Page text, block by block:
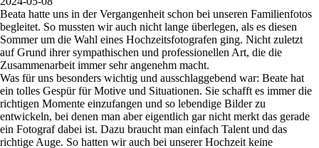
Beata hatte uns in der Vergangenheit schon bei unseren Familienfotos
begleitet. So mussten wir auch nicht lange überlegen, als es diesen
Sommer um die Wahl eines Hochzeitsfotografen ging. Nicht zuletzt
auf Grund ihrer sympathischen und professionellen Art, die die
Zusammenarbeit immer sehr angenehm macht.
Was für uns besonders wichtig und ausschlaggebend war: Beate hat
ein tolles Gespür für Motive und Situationen. Sie schafft es immer die
richtigen Momente einzufangen und so lebendige Bilder zu
entwickeln, bei denen man aber eigentlich gar nicht merkt das gerade
ein Fotograf dabei ist. Dazu braucht man einfach Talent und das
richtige Auge. So hatten wir auch bei unserer Hochzeit keine